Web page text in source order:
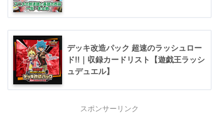
デッキ改造パック 超速のラッシュロー
ド!!｜収録カードリスト【遊戯王ラッシ
ュデュエル】
スポンサーリンク